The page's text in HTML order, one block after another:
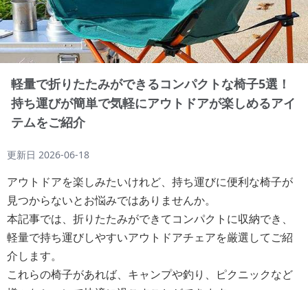
軽量で折りたたみができるコンパクトな椅子5選！
持ち運びが簡単で気軽にアウトドアが楽しめるアイ
テムをご紹介
更新日 2026-06-18
アウトドアを楽しみたいけれど、持ち運びに便利な椅子が
見つからないとお悩みではありませんか。
本記事では、折りたたみができてコンパクトに収納でき、
軽量で持ち運びしやすいアウトドアチェアを厳選してご紹
介します。
これらの椅子があれば、キャンプや釣り、ピクニックなど